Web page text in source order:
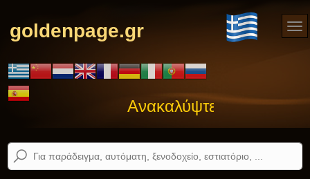
goldenpage.gr
Ανακαλύψτε αυτό που